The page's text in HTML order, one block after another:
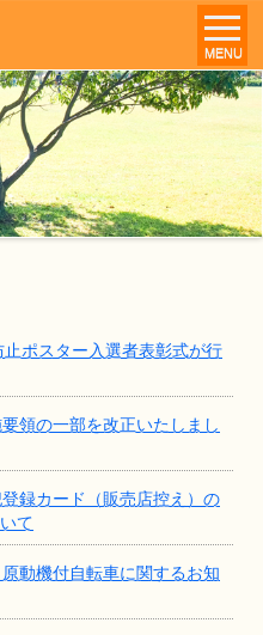
MENU
ポスター入選者表彰式が行
領の一部を改正いたしまし
録カード（販売店控え）の
て
動機付自転車に関するお知